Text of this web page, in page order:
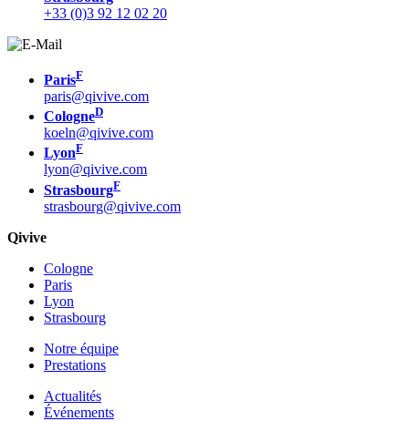
+33 (0)3 92 12 02 20
ParisF
paris@qivive.com
CologneD
koeln@qivive.com
LyonF
lyon@qivive.com
StrasbourgF
strasbourg@qivive.com
Qivive
Cologne
Paris
Lyon
Strasbourg
Notre équipe
Prestations
Actualités
Événements